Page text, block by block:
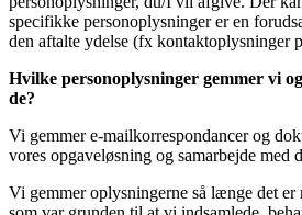
specifikke personoplysninger er en
den aftalte ydelse (fx kontaktoplysninger
Hvilke personoplysninger gemmer vi
de?
Vi gemmer e-mailkorrespondancer og
vores opgaveløsning og samarbejde med
Vi gemmer oplysningerne så længe det